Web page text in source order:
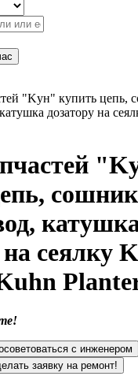
"Kун" купить цепь,
дозатору на
на сеялку